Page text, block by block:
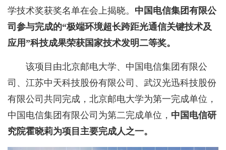
学技术奖获奖名单在会上揭晓。 中国电信集团有限公
司参与完成的“极端环境超长跨距光通信关键技术及
应用”科技成果荣获国家技术发明二等奖。
该项目由北京邮电大学、中国电信集团有限公
司、江苏中天科技股份有限公司、武汉光迅科技股份
有限公司共同完成，北京邮电大学为第一完成单位，
中国电信集团有限公司为第二完成单位， 中国电信研
究院霍晓莉为项目主要完成人之一。